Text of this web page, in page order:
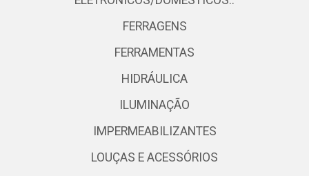
FERRAGENS
FERRAMENTAS
HIDRÁULICA
ILUMINAÇÃO
IMPERMEABILIZANTES
LOUÇAS E ACESSÓRIOS